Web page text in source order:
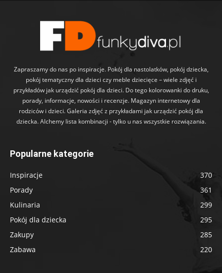
Zapraszamy do nas po inspiracje. Pokój dla nastolatków, pokój dziecka,
pokój tematyczny dla dzieci czy meble dziecięce – wiele zdjęć i
przykładów jak urządzić pokój dla dzieci. Do tego kolorowanki do druku,
porady, informacje, nowości i recenzje. Magazyn internetowy dla
rodziców i dzieci. Galeria zdjęć z przykładami jak urządzić pokój dla
dziecka. Alchemy lista kombinacji - tylko u nas wszystkie rozwiązania.
Popularne kategorie
Inspiracje
370
Porady
361
Kulinaria
299
Pokój dla dziecka
295
Zakupy
285
Zabawa
220